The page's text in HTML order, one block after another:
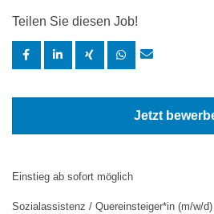
Teilen Sie diesen Job!
Jetzt
Einstieg ab sofort möglich
Sozialassistenz / Quereinsteiger*in (m/w/